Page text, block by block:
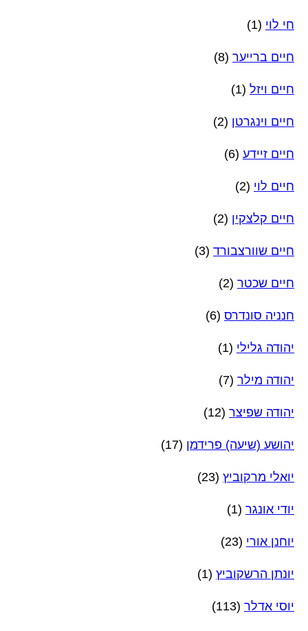
חי לוי (1)
חיים ברייער (8)
חיים ויזל (1)
חיים וינגרטן (2)
חיים זיידע (6)
חיים לוי (2)
חיים קלצקין (2)
חיים שוורצבורד (3)
חיים שכטר (2)
חנניה סונדרס (6)
יהודה גלילי (1)
יהודה מילר (7)
יהודה שפיצר (12)
יהושע (שיעה) פרידמן (17)
יואלי מרקוביץ (23)
יודי אונגר (1)
יוחנן אורי (23)
יונתן הרשקוביץ (1)
יוסי אדלר (113)